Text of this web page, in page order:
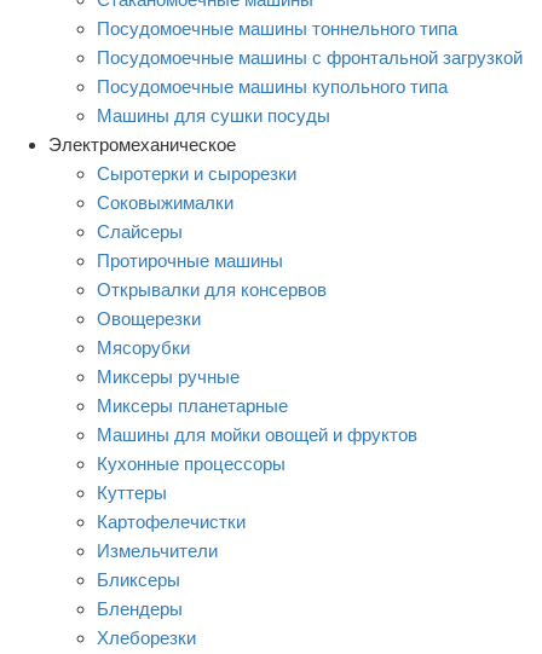
Посудомоечные машины тоннельного типа
Посудомоечные машины с фронтальной загрузкой
Посудомоечные машины купольного типа
Машины для сушки посуды
Электромеханическое
Сыротерки и сырорезки
Соковыжималки
Слайсеры
Протирочные машины
Открывалки для консервов
Овощерезки
Мясорубки
Миксеры ручные
Миксеры планетарные
Машины для мойки овощей и фруктов
Кухонные процессоры
Куттеры
Картофелечистки
Измельчители
Бликсеры
Блендеры
Хлеборезки